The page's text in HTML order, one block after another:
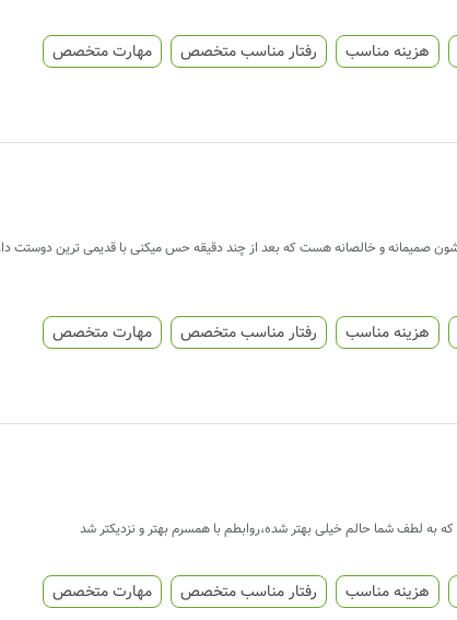
هزینه مناسب رفتار مناسب متخصص مهارت متخصص
صمیمانه و خالصانه هست که بعد از چند دقیقه حس میکنی با قدیمی ترین
هزینه مناسب رفتار مناسب متخصص مهارت متخصص
به لطف شما حالم خیلی بهتر شده،روابطم با همسرم بهتر و نزدیکتر شد
هزینه مناسب رفتار مناسب متخصص مهارت متخصص